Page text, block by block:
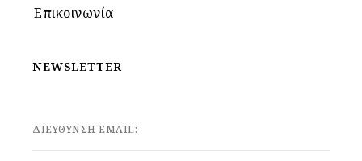
Επικοινωνία
NEWSLETTER
ΔΙΕΥΘΥΝΣΗ EMAIL: